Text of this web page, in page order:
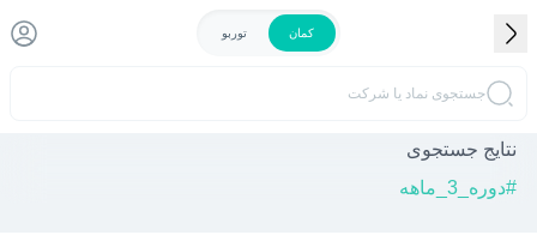
کمان توربو
جستجوی نماد یا شرکت
نتایج جستجوی
#دوره_3_ماهه